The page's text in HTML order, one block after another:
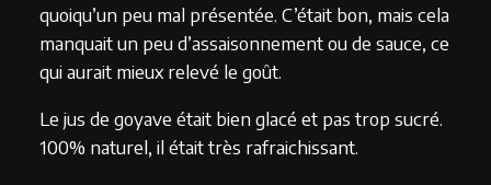
quoiqu’un peu mal présentée. C’était bon, mais cela
manquait un peu d’assaisonnement ou de sauce, ce
qui aurait mieux relevé le goût.
Le jus de goyave était bien glacé et pas trop sucré.
100% naturel, il était très rafraichissant.